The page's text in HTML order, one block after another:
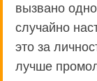
вызвано
случайно
это за
лучше